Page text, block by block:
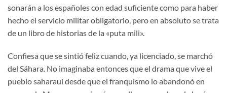
sonarán a los españoles con edad suficiente como para haber
hecho el servicio militar obligatorio, pero en absoluto se trata
de un libro de historias de la «puta mili».
Confiesa que se sintió feliz cuando, ya licenciado, se marchó
del Sáhara. No imaginaba entonces que el drama que vive el
pueblo saharaui desde que el franquismo lo abandonó en